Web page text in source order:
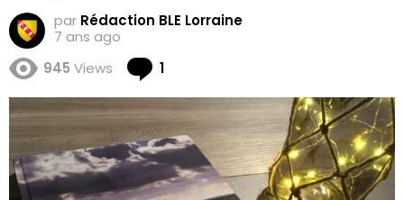
par Rédaction BLE Lorraine
7 ans ago
945 Views 1